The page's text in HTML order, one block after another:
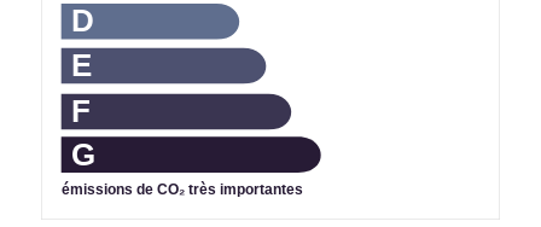
D
E
F
G
émissions de CO₂ très importantes